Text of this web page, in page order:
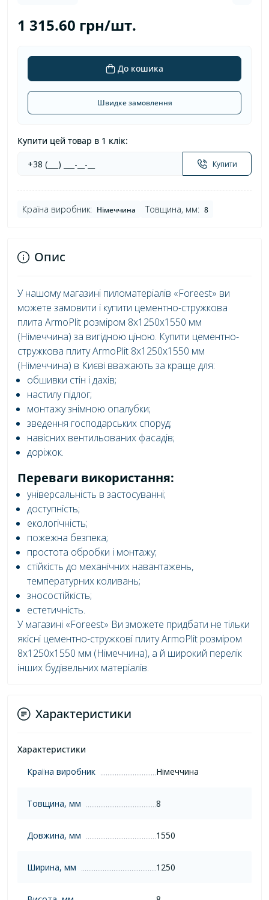
1 315.60 грн/шт.
До кошика
Швидке замовлення
Купити цей товар в 1 клік:
Купити
Країна виробник: Німеччина Товщина, мм: 8
Опис
У нашому магазині пиломатеріалів «Foreest» ви
можете замовити і купити цементно-стружкова
плита ArmoPlit розміром 8x1250x1550 мм
(Німеччина) за вигідною ціною. Купити цементно-
стружкова плиту ArmoPlit 8x1250x1550 мм
(Німеччина) в Києві вважають за краще для:
обшивки стін і дахів;
настилу підлог;
монтажу знімною опалубки;
зведення господарських споруд;
навісних вентильованих фасадів;
доріжок.
Переваги використання:
універсальність в застосуванні;
доступність;
екологічність;
пожежна безпека;
простота обробки і монтажу;
стійкість до механічних навантажень,
температурних коливань;
зносостійкість;
естетичність.
У магазині «Foreest» Ви зможете придбати не тільки
якісні цементно-стружкові плиту ArmoPlit розміром
8x1250x1550 мм (Німеччина), а й широкий перелік
інших будівельних матеріалів.
Характеристики
Характеристики
Країна виробник
Німеччина
Товщина, мм 8
Довжина, мм 1550
Ширина, мм 1250